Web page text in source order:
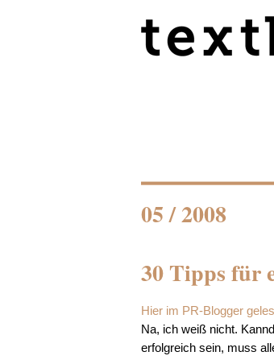
05 / 2008
30 Tipps für
Hier im PR-Blogger
Na, ich weiß nicht.
erfolgreich sein, muss